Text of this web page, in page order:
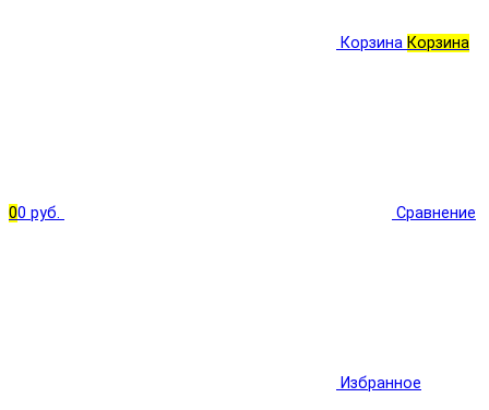
Корзина Корзина
00 руб. Сравнение
Избранное